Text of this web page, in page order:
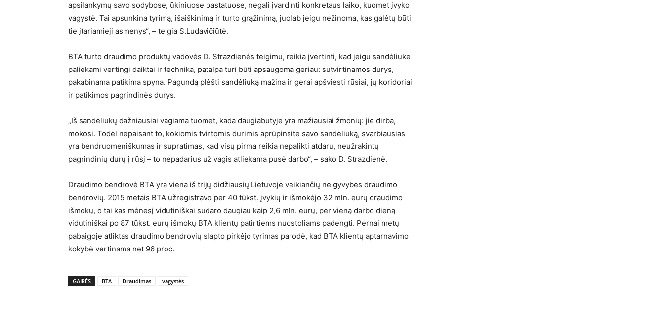
apsilankymų savo sodybose, ūkiniuose pastatuose, negali įvardinti konkretaus laiko, kuomet įvyko
vagystė. Tai apsunkina tyrimą, išaiškinimą ir turto grąžinimą, juolab jeigu nežinoma, kas galėtų būti
tie įtariamieji asmenys“, – teigia S.Ludavičiūtė.
BTA turto draudimo produktų vadovės D. Strazdienės teigimu, reikia įvertinti, kad jeigu sandėliuke
paliekami vertingi daiktai ir technika, patalpa turi būti apsaugoma geriau: sutvirtinamos durys,
pakabinama patikima spyna. Pagundą plėšti sandėliuką mažina ir gerai apšviesti rūsiai, jų koridoriai
ir patikimos pagrindinės durys.
„Iš sandėliukų dažniausiai vagiama tuomet, kada daugiabutyje yra mažiausiai žmonių: jie dirba,
mokosi. Todėl nepaisant to, kokiomis tvirtomis durimis aprūpinsite savo sandėliuką, svarbiausias
yra bendruomeniškumas ir supratimas, kad visų pirma reikia nepalikti atdarų, neužrakintų
pagrindinių durų į rūsį – to nepadarius už vagis atliekama pusė darbo“, – sako D. Strazdienė.
Draudimo bendrovė BTA yra viena iš trijų didžiausių Lietuvoje veikiančių ne gyvybės draudimo
bendrovių. 2015 metais BTA užregistravo per 40 tūkst. įvykių ir išmokėjo 32 mln. eurų draudimo
išmokų, o tai kas mėnesį vidutiniškai sudaro daugiau kaip 2,6 mln. eurų, per vieną darbo dieną
vidutiniškai po 87 tūkst. eurų išmokų BTA klientų patirtiems nuostoliams padengti. Pernai metų
pabaigoje atliktas draudimo bendrovių slapto pirkėjo tyrimas parodė, kad BTA klientų aptarnavimo
kokybė vertinama net 96 proc.
GAIRĖS BTA Draudimas vagystės